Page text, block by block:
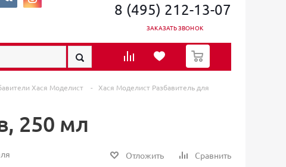
8 (495) 212-13-07
ЗАКАЗАТЬ ЗВОНОК
0
Хася Моделист -
Хася Моделист Разбавитель для
250 мл
Отложить Сравнить